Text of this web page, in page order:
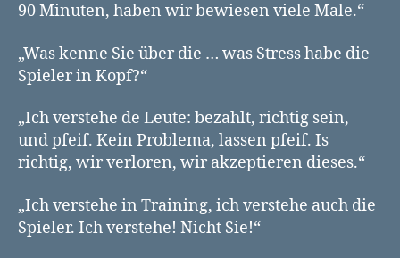
90 Minuten, haben wir bewiesen viele Male.“
„Was kenne Sie über die … was Stress habe die
Spieler in Kopf?“
„Ich verstehe de Leute: bezahlt, richtig sein,
und pfeif. Kein Problema, lassen pfeif. Is
richtig, wir verloren, wir akzeptieren dieses.“
„Ich verstehe in Training, ich verstehe auch die
Spieler. Ich verstehe! Nicht Sie!“